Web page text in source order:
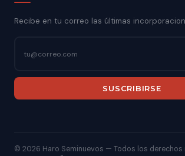
Recibe en tu correo las últimas
SUSCRIBIRSE
© 2026 Haro Seminuevos — Todos los derechos